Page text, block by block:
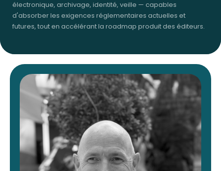
électronique, archivage, identité, veille — capables
d'absorber les exigences réglementaires actuelles et
futures, tout en accélérant la roadmap produit des éditeurs.